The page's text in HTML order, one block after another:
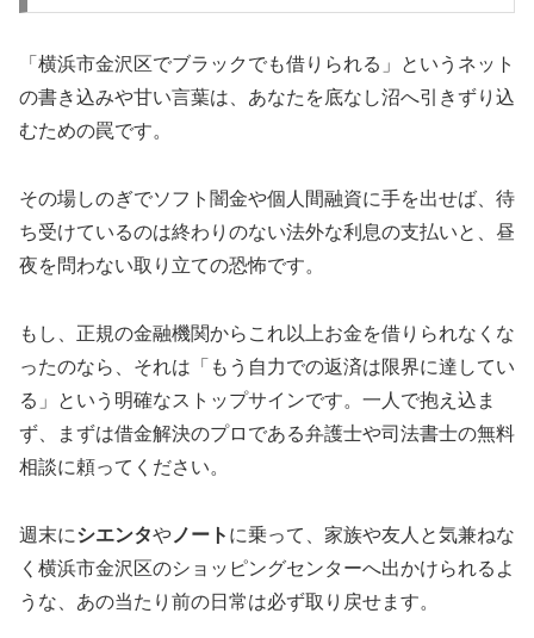
「横浜市金沢区でブラックでも借りられる」というネット
の書き込みや甘い言葉は、あなたを底なし沼へ引きずり込
むための罠です。
その場しのぎでソフト闇金や個人間融資に手を出せば、待
ち受けているのは終わりのない法外な利息の支払いと、昼
夜を問わない取り立ての恐怖です。
もし、正規の金融機関からこれ以上お金を借りられなくな
ったのなら、それは「もう自力での返済は限界に達してい
る」という明確なストップサインです。一人で抱え込ま
ず、まずは借金解決のプロである弁護士や司法書士の無料
相談に頼ってください。
週末にシエンタや ノート に乗って、家族や友人と気兼ねな
く横浜市金沢区のショッピングセンターへ出かけられるよ
うな、あの当たり前の日常は必ず取り戻せます。